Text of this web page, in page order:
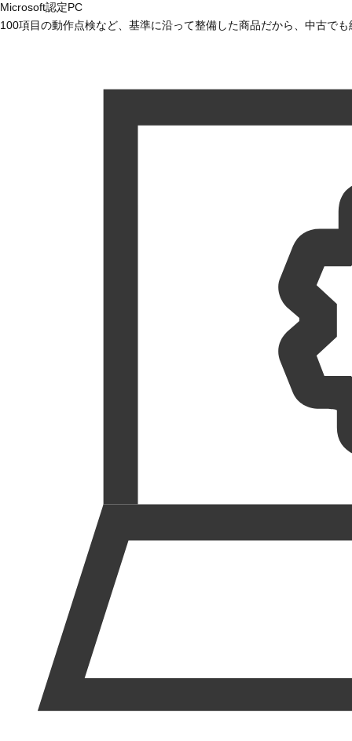
Microsoft認定PC
100項目の動作点検など、基準に沿って整備した商品だから、中古で